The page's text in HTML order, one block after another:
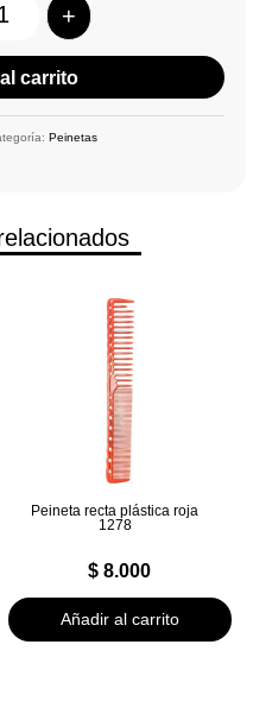
Quantity +
carrito
Peinetas
Peineta recta plástica roja
1278
$ 8.000
Añadir al carrito